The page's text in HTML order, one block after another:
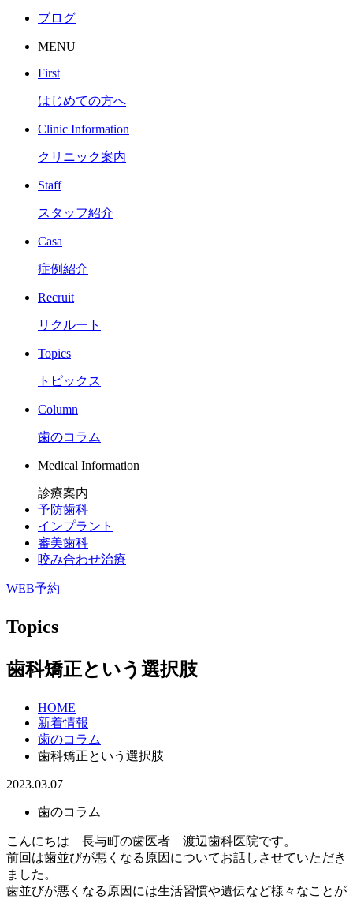
ブログ
MENU
First
はじめての方へ
Clinic Information
クリニック案内
Staff
スタッフ紹介
Casa
症例紹介
Recruit
リクルート
Topics
トピックス
Column
歯のコラム
Medical Information
診療案内
予防歯科
インプラント
審美歯科
咬み合わせ治療
WEB予約
Topics
歯科矯正という選択肢
HOME
新着情報
歯のコラム
歯科矯正という選択肢
2023.03.07
歯のコラム
こんにちは 長与町の歯医者 渡辺歯科医院です。
前回は歯並びが悪くなる原因についてお話しさせていただき
ました。
歯並びが悪くなる原因には生活習慣や遺伝など様々なことが